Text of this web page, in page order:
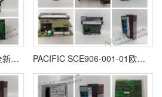
PARKER 990A欧美进口 全新原装 质保一年 PACIFIC SCE906-001-01欧美进口 全新原装 质保一年